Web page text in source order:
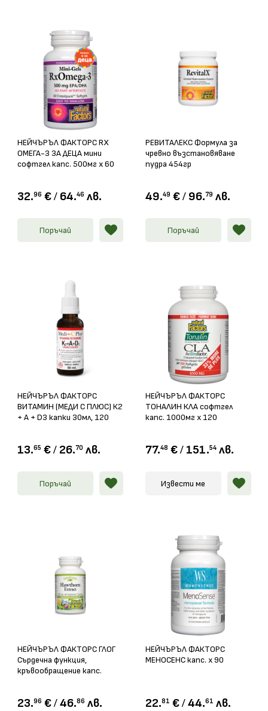
НЕЙЧЪРЪЛ ФАКТОРС RX
ОМЕГА-3 ЗА ДЕЦА мини
софтгел капс. 500мг х 60
32.96 € / 64.46 лв.
Поръчай
РЕВИТАЛЕКС Формула за
чревно възстановяване
пудра 454гр
49.49 € / 96.79 лв.
Поръчай
НЕЙЧЪРЪЛ ФАКТОРС
ВИТАМИН (МЕДИ С ПЛЮС) К2
+ А + D3 капки 30мл, 120
13.65 € / 26.70 лв.
Поръчай
НЕЙЧЪРЪЛ ФАКТОРС
ТОНАЛИН КЛА софтгел
капс. 1000мг х 120
77.48 € / 151.54 лв.
Извести ме
НЕЙЧЪРЪЛ ФАКТОРС ГЛОГ
Сърдечна функция,
кръвообращение капс.
23.96 € / 46.86 лв.
НЕЙЧЪРЪЛ ФАКТОРС
МЕНОСЕНС капс. x 90
22.81 € / 44.61 лв.